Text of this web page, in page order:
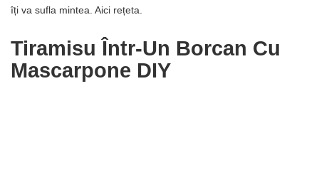
îți va sufla mintea. Aici rețeta.
Tiramisu Într-Un Borcan Cu
Mascarpone DIY